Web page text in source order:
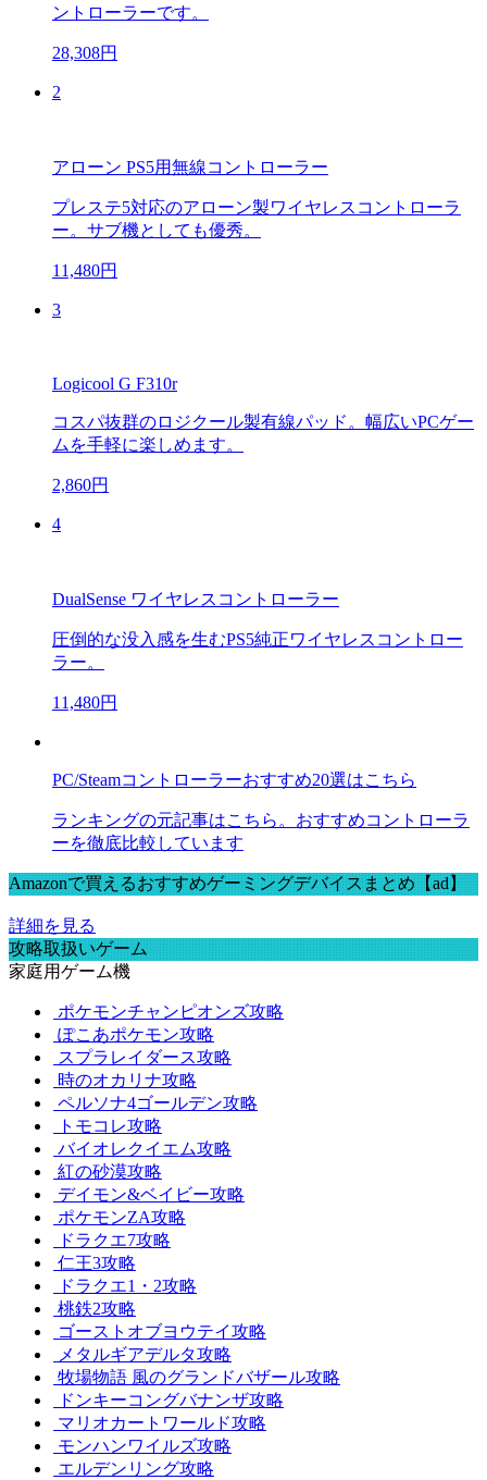
ントローラーです。
28,308円
2
アローン PS5用無線コントローラー
プレステ5対応のアローン製ワイヤレスコントローラ
ー。サブ機としても優秀。
11,480円
3
Logicool G F310r
コスパ抜群のロジクール製有線パッド。幅広いPCゲー
ムを手軽に楽しめます。
2,860円
4
DualSense ワイヤレスコントローラー
圧倒的な没入感を生むPS5純正ワイヤレスコントロー
ラー。
11,480円
PC/Steamコントローラーおすすめ20選はこちら
ランキングの元記事はこちら。おすすめコントローラ
ーを徹底比較しています
Amazonで買えるおすすめゲーミングデバイスまとめ【ad】
詳細を見る
攻略取扱いゲーム
家庭用ゲーム機
ポケモンチャンピオンズ攻略
ぽこあポケモン攻略
スプラレイダース攻略
時のオカリナ攻略
ペルソナ4ゴールデン攻略
トモコレ攻略
バイオレクイエム攻略
紅の砂漠攻略
デイモン&ベイビー攻略
ポケモンZA攻略
ドラクエ7攻略
仁王3攻略
ドラクエ1・2攻略
桃鉄2攻略
ゴーストオブヨウテイ攻略
メタルギアデルタ攻略
牧場物語 風のグランドバザール攻略
ドンキーコングバナンザ攻略
マリオカートワールド攻略
モンハンワイルズ攻略
エルデンリング攻略